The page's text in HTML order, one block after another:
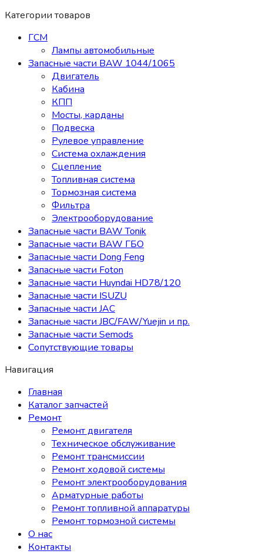
Категории товаров
ГСМ
Лампы автомобильные
Запасные части BAW 1044/1065
Двигатель
Кабина
КПП
Мосты, карданы
Подвеска
Рулевое управление
Система охлаждения
Сцепление
Топливная система
Тормозная система
Фильтра
Электрооборудование
Запасные части BAW Tonik
Запасные части BAW ГБО
Запасные части Dong Feng
Запасные части Foton
Запасные части Huyndai HD78/120
Запасные части ISUZU
Запасные части JAC
Запасные части JBC/FAW/Yuejin и пр.
Запасные части Semods
Сопутствующие товары
Навигация
Главная
Каталог запчастей
Ремонт
Ремонт двигателя
Техническое обслуживание
Ремонт трансмиссии
Ремонт ходовой системы
Ремонт электрооборудования
Арматурные работы
Ремонт топливной аппаратуры
Ремонт тормозной системы
О нас
Контакты